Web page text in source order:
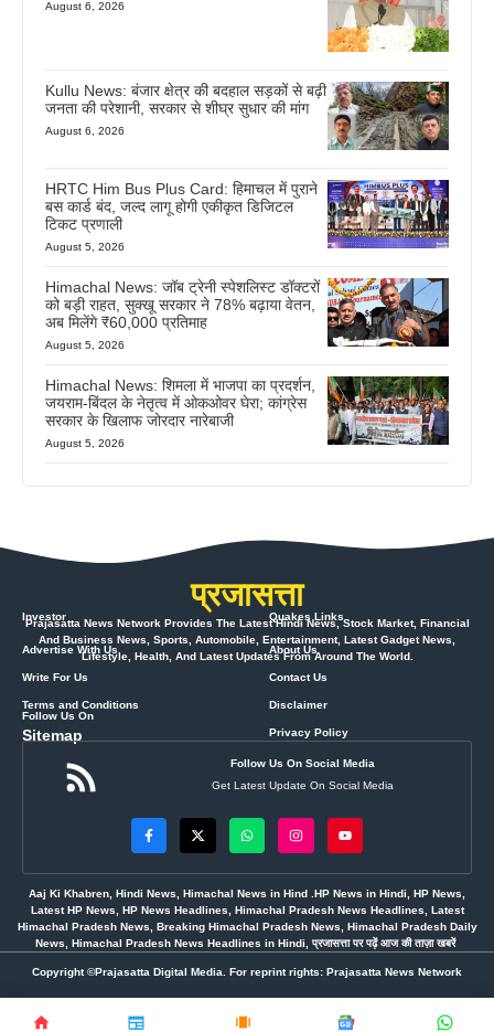
August 6, 2026
Kullu News: बंजार क्षेत्र की बदहाल सड़कों से बढ़ी
जनता की परेशानी, सरकार से शीघ्र सुधार की मांग
August 6, 2026
HRTC Him Bus Plus Card: हिमाचल में पुराने
बस कार्ड बंद, जल्द लागू होगी एकीकृत डिजिटल
टिकट प्रणाली
August 5, 2026
Himachal News: जॉब ट्रेनी स्पेशलिस्ट डॉक्टरों
को बड़ी राहत, सुक्खू सरकार ने 78% बढ़ाया वेतन,
अब मिलेंगे ₹60,000 प्रतिमाह
August 5, 2026
Himachal News: शिमला में भाजपा का प्रदर्शन,
जयराम-बिंदल के नेतृत्व में ओकओवर घेरा; कांग्रेस
सरकार के खिलाफ जोरदार नारेबाजी
August 5, 2026
प्रजासत्ता
Prajasatta News Network Provides The Latest Hindi News, Stock Market, Financial
And Business News, Sports, Automobile, Entertainment, Latest Gadget News,
Lifestyle, Health, And Latest Updates From Around The World.
Investor
Advertise With Us
Write For Us
Terms and Conditions
Sitemap
Quakes Links
About Us
Contact Us
Disclaimer
Privacy Policy
Follow Us On
Follow Us On Social Media
Get Latest Update On Social Media
Aaj Ki Khabren, Hindi News, Himachal News in Hind .HP News in Hindi, HP News,
Latest HP News, HP News Headlines, Himachal Pradesh News Headlines, Latest
Himachal Pradesh News, Breaking Himachal Pradesh News, Himachal Pradesh Daily
News, Himachal Pradesh News Headlines in Hindi, प्रजासत्ता पर पढ़ें आज की ताज़ा खबरें
Copyright ©Prajasatta Digital Media. For reprint rights: Prajasatta News Network